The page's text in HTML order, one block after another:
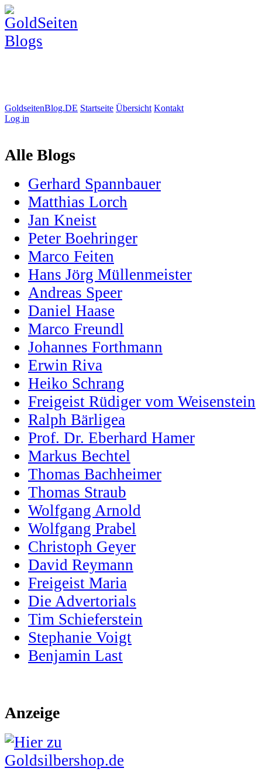
GoldseitenBlog.DE Startseite Übersicht Kontakt
Log in
Alle Blogs
Gerhard Spannbauer
Matthias Lorch
Jan Kneist
Peter Boehringer
Marco Feiten
Hans Jörg Müllenmeister
Andreas Speer
Daniel Haase
Marco Freundl
Johannes Forthmann
Erwin Riva
Heiko Schrang
Freigeist Rüdiger vom Weisenstein
Ralph Bärligea
Prof. Dr. Eberhard Hamer
Markus Bechtel
Thomas Bachheimer
Thomas Straub
Wolfgang Arnold
Wolfgang Prabel
Christoph Geyer
David Reymann
Freigeist Maria
Die Advertorials
Tim Schieferstein
Stephanie Voigt
Benjamin Last
Anzeige